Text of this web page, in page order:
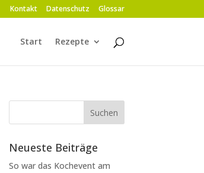
Kontakt Datenschutz Glossar
Start Rezepte
Neueste Beiträge
So war das Kochevent am